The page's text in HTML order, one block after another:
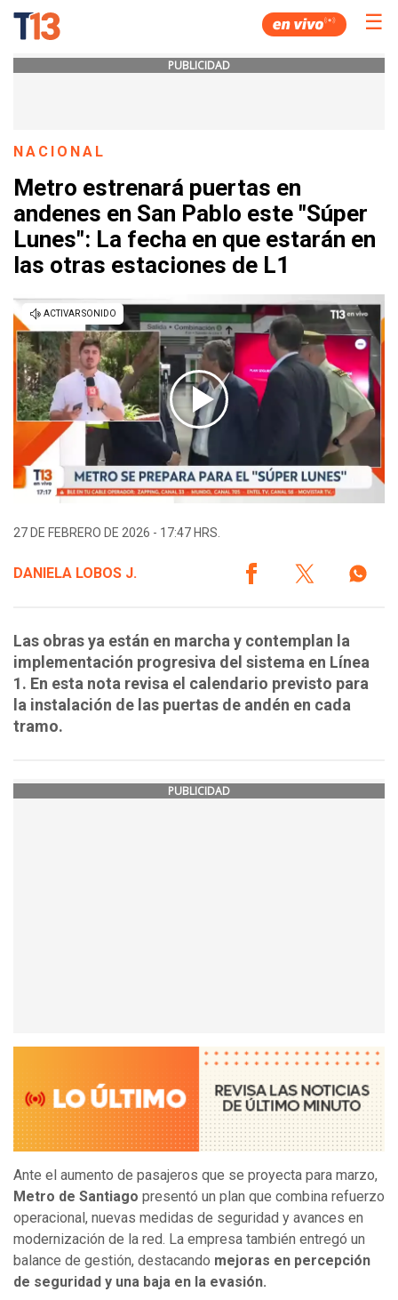
☰
PUBLICIDAD
NACIONAL
Metro estrenará puertas en
andenes en San Pablo este "Súper
Lunes": La fecha en que estarán en
las otras estaciones de L1
27 DE FEBRERO DE 2026 - 17:47 HRS.
DANIELA LOBOS J.
Las obras ya están en marcha y contemplan la
implementación progresiva del sistema en Línea
1. En esta nota revisa el calendario previsto para
la instalación de las puertas de andén en cada
tramo.
PUBLICIDAD
Ante el aumento de pasajeros que se proyecta para marzo,
Metro de Santiago presentó un plan que combina refuerzo
operacional, nuevas medidas de seguridad y avances en
modernización de la red. La empresa también entregó un
balance de gestión, destacando mejoras en percepción
de seguridad y una baja en la evasión.